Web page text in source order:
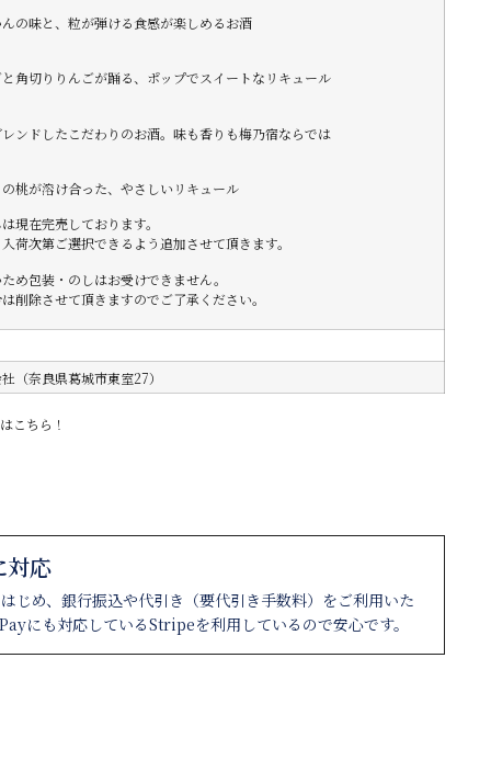
の味と、粒が弾ける食感が楽しめるお酒
角切りりんごが踊る、ポップでスイートなリキュール
ンドしたこだわりのお酒。味も香りも梅乃宿ならでは
桃が溶け合った、やさしいリキュール
現在完売しております。
荷次第ご選択できるよう追加させて頂きます。
め包装・のしはお受けできません。
削除させて頂きますのでご了承ください。
（奈良県葛城市東室27）
こちら！
対応
じめ、銀行振込や代引き（要代引き手数料）をご利用いた
にも対応しているStripeを利用しているので安心です。